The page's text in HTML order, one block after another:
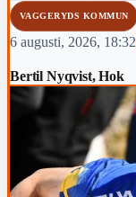
VAGGERYDS KOMMUN
6 augusti, 2026, 18:32
Bertil Nyqvist, Hok